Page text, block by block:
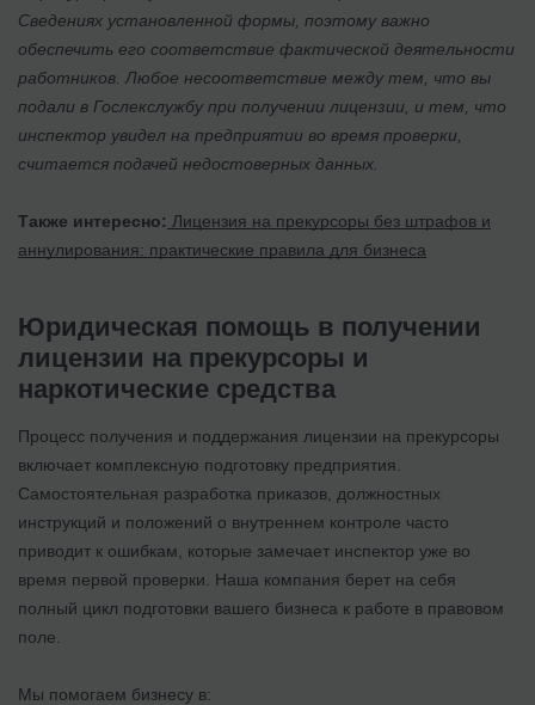
Сведениях установленной формы, поэтому важно
обеспечить его соответствие фактической деятельности
работников. Любое несоответствие между тем, что вы
подали в Гослекслужбу при получении лицензии, и тем, что
инспектор увидел на предприятии во время проверки,
считается подачей недостоверных данных.
Также интересно: Лицензия на прекурсоры без штрафов и
аннулирования: практические правила для бизнеса
Юридическая помощь в получении
лицензии на прекурсоры и
наркотические средства
Процесс получения и поддержания лицензии на прекурсоры
включает комплексную подготовку предприятия.
Самостоятельная разработка приказов, должностных
инструкций и положений о внутреннем контроле часто
приводит к ошибкам, которые замечает инспектор уже во
время первой проверки. Наша компания берет на себя
полный цикл подготовки вашего бизнеса к работе в правовом
поле.
Мы помогаем бизнесу в: